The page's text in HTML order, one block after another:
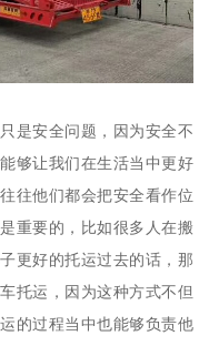
是安全问题，因为安全不
够让我们在生活当中更好
往他们都会把安全看作位
重要的，比如很多人在搬
更好的托运过去的话，那
托运，因为这种方式不但
的过程当中也能够负责他